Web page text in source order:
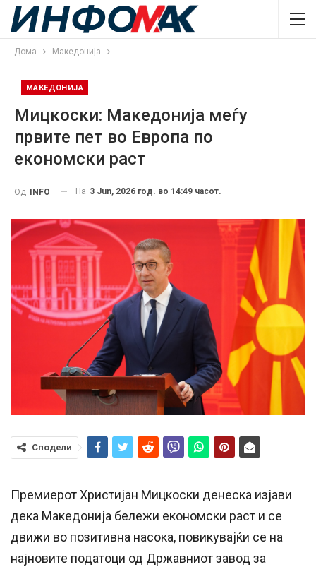
Дома Македонија
МАКЕДОНИЈА
Мицкоски: Македонија меѓу
првите пет во Европа по
економски раст
Од INFO На 3 Jun, 2026 год. во 14:49 часот.
Сподели
Премиерот Христијан Мицкоски денеска изјави
дека Македонија бележи економски раст и се
движи во позитивна насока, повикувајќи се на
најновите податоци од Државниот завод за